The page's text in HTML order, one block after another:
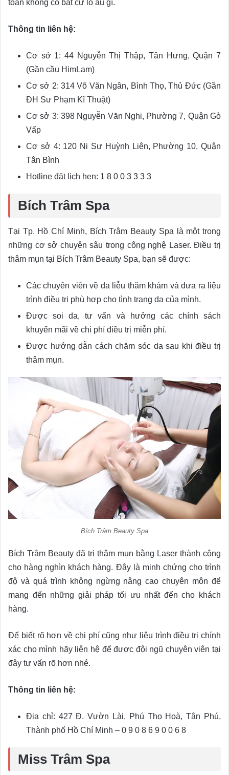
toàn không có bất cứ lo âu gì.
Thông tin liên hệ:
Cơ sở 1: 44 Nguyễn Thị Thập, Tân Hưng, Quận 7
(Gần cầu HimLam)
Cơ sở 2: 314 Võ Văn Ngân, Bình Thọ, Thủ Đức (Gần
ĐH Sư Phạm Kĩ Thuật)
Cơ sở 3: 398 Nguyễn Văn Nghi, Phường 7, Quận Gò
Vấp
Cơ sở 4: 120 Ni Sư Huỳnh Liên, Phường 10, Quận
Tân Bình
Hotline đặt lịch hẹn: 1 8 0 0 3 3 3 3
Bích Trâm Spa
Tại Tp. Hồ Chí Minh, Bích Trâm Beauty Spa là một trong
những cơ sở chuyên sâu trong công nghệ Laser. Điều trị
thâm mụn tại Bích Trâm Beauty Spa, bạn sẽ được:
Các chuyên viên về da liễu thăm khám và đưa ra liệu
trình điều trị phù hợp cho tình trạng da của mình.
Được soi da, tư vấn và hưởng các chính sách
khuyến mãi về chi phí điều trị miễn phí.
Được hướng dẫn cách chăm sóc da sau khi điều trị
thâm mụn.
Bích Trâm Beauty Spa
Bích Trâm Beauty đã trị thâm mụn bằng Laser thành công
cho hàng nghìn khách hàng. Đây là minh chứng cho trình
độ và quá trình không ngừng nâng cao chuyên môn để
mang đến những giải pháp tối ưu nhất đến cho khách
hàng.
Để biết rõ hơn về chi phí cũng như liệu trình điều trị chính
xác cho mình hãy liên hệ để được đội ngũ chuyên viên tại
đây tư vấn rõ hơn nhé.
Thông tin liên hệ:
Địa chỉ: 427 Đ. Vườn Lài, Phú Thọ Hoà, Tân Phú,
Thành phố Hồ Chí Minh – 0 9 0 8 6 9 0 0 6 8
Miss Trâm Spa